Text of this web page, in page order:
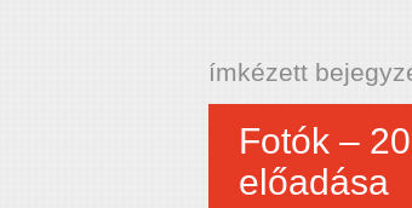
ímkézett
Fotók –
előadása